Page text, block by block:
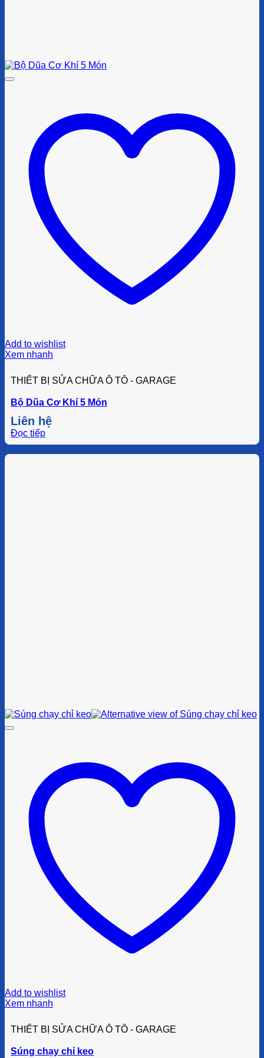
Add to wishlist
Xem nhanh
THIẾT BỊ SỬA CHỮA Ô TÔ - GARAGE
Bộ Dũa Cơ Khí 5 Món
Liên hệ
Đọc tiếp
Add to wishlist
Xem nhanh
THIẾT BỊ SỬA CHỮA Ô TÔ - GARAGE
Súng chạy chỉ keo